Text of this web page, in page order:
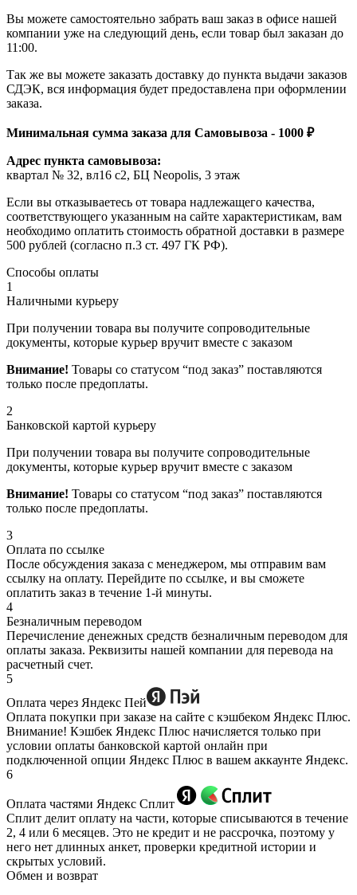
Вы можете самостоятельно забрать ваш заказ в офисе нашей
компании уже на следующий день, если товар был заказан до
11:00.
Так же вы можете заказать доставку до пункта выдачи заказов
СДЭК, вся информация будет предоставлена при оформлении
заказа.
Минимальная сумма заказа для Самовывоза - 1000 ₽
Адрес пункта самовывоза:
квартал № 32, вл16 с2, БЦ Neopolis, 3 этаж
Если вы отказываетесь от товара надлежащего качества,
соответствующего указанным на сайте характеристикам, вам
необходимо оплатить стоимость обратной доставки в размере
500 рублей (согласно п.3 ст. 497 ГК РФ).
Способы оплаты
1
Наличными курьеру
При получении товара вы получите сопроводительные
документы, которые курьер вручит вместе с заказом
Внимание! Товары со статусом “под заказ” поставляются
только после предоплаты.
2
Банковской картой курьеру
При получении товара вы получите сопроводительные
документы, которые курьер вручит вместе с заказом
Внимание! Товары со статусом “под заказ” поставляются
только после предоплаты.
3
Оплата по ссылке
После обсуждения заказа с менеджером, мы отправим вам
ссылку на оплату. Перейдите по ссылке, и вы сможете
оплатить заказ в течение 1-й минуты.
4
Безналичным переводом
Перечисление денежных средств безналичным переводом для
оплаты заказа. Реквизиты нашей компании для перевода на
расчетный счет.
5
Оплата через Яндекс Пей
Оплата покупки при заказе на сайте с кэшбеком Яндекс Плюс.
Внимание! Кэшбек Яндекс Плюс начисляется только при
условии оплаты банковской картой онлайн при
подключенной опции Яндекс Плюс в вашем аккаунте Яндекс.
6
Оплата частями Яндекс Сплит
Сплит делит оплату на части, которые списываются в течение
2, 4 или 6 месяцев. Это не кредит и не рассрочка, поэтому у
него нет длинных анкет, проверки кредитной истории и
скрытых условий.
Обмен и возврат